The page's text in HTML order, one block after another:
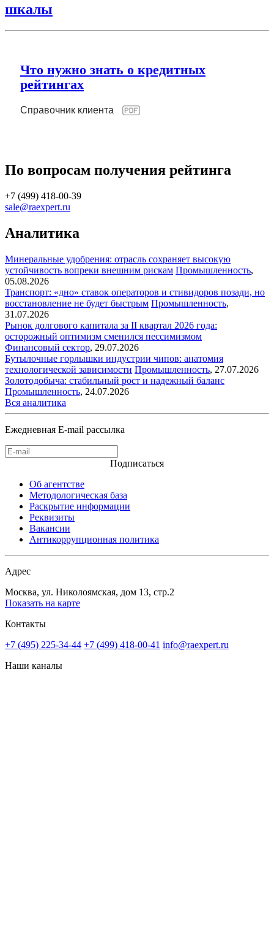
шкалы
Что нужно знать о кредитных
рейтингах
Справочник клиента
По вопросам получения рейтинга
+7 (499) 418-00-39
sale@raexpert.ru
Аналитика
Минеральные удобрения: отрасль сохраняет высокую
устойчивость вопреки внешним рискам Промышленность,
05.08.2026
Транспорт: «дно» ставок операторов и стивидоров позади, но
восстановление не будет быстрым Промышленность,
31.07.2026
Рынок долгового капитала за II квартал 2026 года:
осторожный оптимизм сменился пессимизмом
Финансовый сектор, 29.07.2026
Бутылочные горлышки индустрии чипов: анатомия
технологической зависимости Промышленность, 27.07.2026
Золотодобыча: стабильный рост и надежный баланс
Промышленность, 24.07.2026
Вся аналитика
Ежедневная E-mail рассылка
Подписаться
Об агентстве
Методологическая база
Раскрытие информации
Реквизиты
Вакансии
Антикоррупционная политика
Адрес
Москва, ул. Николоямская, дом 13, стр.2
Показать на карте
Контакты
+7 (495) 225-34-44 +7 (499) 418-00-41 info@raexpert.ru
Наши каналы